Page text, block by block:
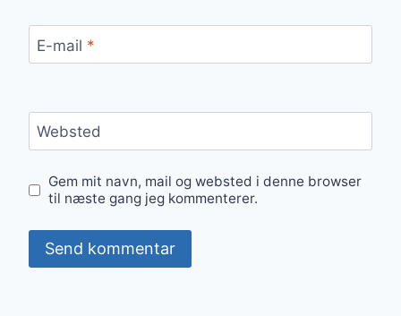
E-mail *
Websted
Gem mit navn, mail og websted i denne browser
til næste gang jeg kommenterer.